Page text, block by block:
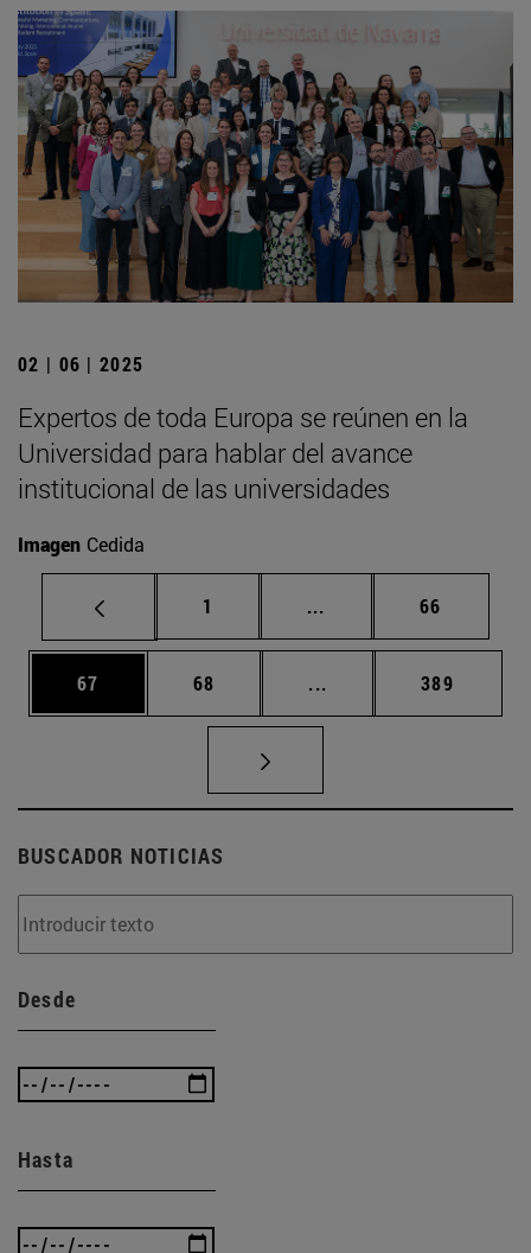
02 | 06 | 2025
Expertos de toda Europa se reúnen en la
Universidad para hablar del avance
institucional de las universidades
Imagen Cedida
Página
1 ... Páginas intermedias
Página
66
Página
67 Página
68 ... Páginas intermedias
Página
389
BUSCADOR NOTICIAS
Desde
Hasta